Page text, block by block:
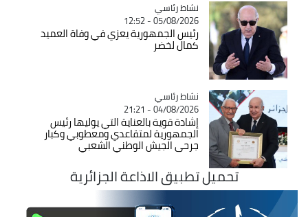
Catégorie
نشاط رئاسي
05/08/2026 - 12:52
رئيس الجمهورية يعزي في وفاة العميد
كمال لخضر
Catégorie
نشاط رئاسي
04/08/2026 - 21:21
إشادة قوية بالعناية التي يوليها رئيس
الجمهورية لمتقاعدي ومعطوبي وكبار
جرحى الجيش الوطني الشعبي
تحميل تطبيق الاذاعة الجزائرية